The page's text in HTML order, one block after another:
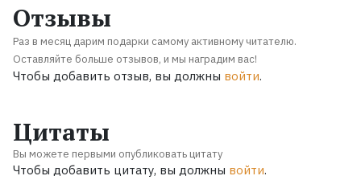
Отзывы
Раз в месяц дарим подарки самому активному читателю.
Оставляйте больше отзывов, и мы наградим вас!
Чтобы добавить отзыв, вы должны войти.
Цитаты
Вы можете первыми опубликовать цитату
Чтобы добавить цитату, вы должны войти.